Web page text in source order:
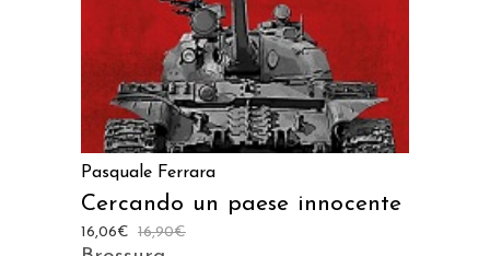
Pasquale Ferrara
Cercando un paese innocente
16,90€
16,06€